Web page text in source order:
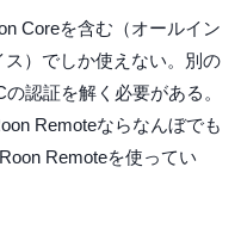
Coreを含む（オールイン
）でしか使えない。別の
認証を解く必要がある。
Remoteならなんぼでも
Remoteを使ってい